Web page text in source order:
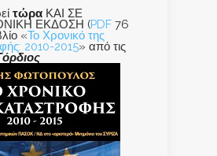
τώρα ΚΑΙ ΣΕ
ΕΚΔΟΣΗ (PDF 76
«Το Χρονικό της
2010-2015» από τις